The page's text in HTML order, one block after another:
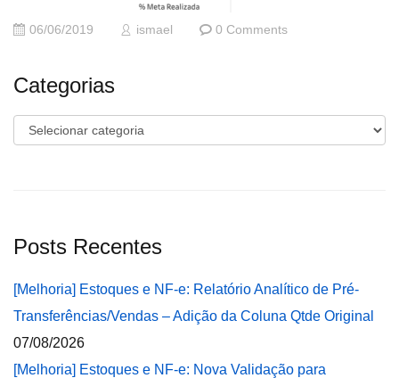
06/06/2019 ismael 0 Comments
Categorias
Categorias
Posts Recentes
[Melhoria] Estoques e NF-e: Relatório Analítico de Pré-
Transferências/Vendas – Adição da Coluna Qtde Original
07/08/2026
[Melhoria] Estoques e NF-e: Nova Validação para